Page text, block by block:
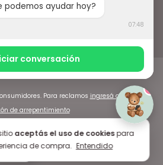
aceptás el uso de cookiespara
de compra. Entendido
Para reclamos ingresá acá.
de arrepentimiento
podemos ayudar hoy?
07:48
conversación